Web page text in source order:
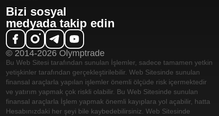
Bizi sosyal
medyada takip edin
© 2014-2026 Olymptrade
Bu Web Sitesi tarafından sunulan İşlemler, sadece tamamen yetkin
yetişkinler tarafından gerçekleştirilebilir. Web Sitesinde sunulan
finansal araçlarla yapılan işlemler önemli ölçüde risk içermektedir
ve yatırım yapmak çok riskli olabilir. Bu Web Sitesinde sunulan
finansal araçlarla İşlem yapmak önemli kayıplara yol açabilir, hatta
Hesabınızdaki her şeyi bile kaybedebilirsiniz. Web Sitesinde